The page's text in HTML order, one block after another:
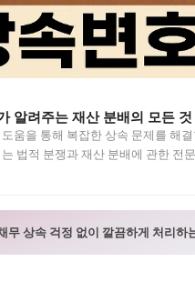
알려주는 재산 분배의 모든 것
움을 통해 복잡한 상속 문제를 해
법적 분쟁과 재산 분배에 관한 전
. 상속 관련 고민이 있다면…
무 상속 걱정 없이 깔끔하게 처리하